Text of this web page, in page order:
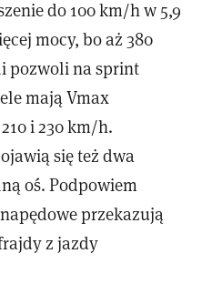
do 100 km/h w 5,9
mocy, bo aż 380
pozwoli na sprint
mają Vmax
i 230 km/h.
się też dwa
oś. Podpowiem
przekazują
z jazdy